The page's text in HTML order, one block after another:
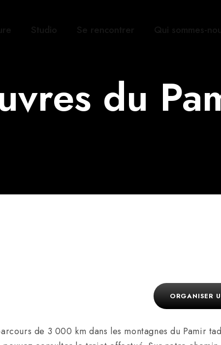
du
ORGANISER
de 3 000 km dans les montagnes du Pamir